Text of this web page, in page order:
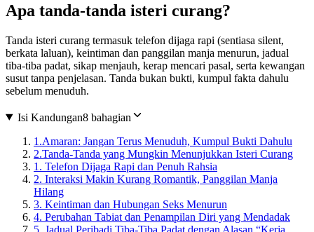
Apa tanda-tanda isteri curang?
Tanda isteri curang termasuk telefon dijaga rapi (sentiasa silent,
berkata laluan), keintiman dan panggilan manja menurun, jadual
tiba-tiba padat, sikap menjauh, kerap mencari pasal, serta kewangan
susut tanpa penjelasan. Tanda bukan bukti, kumpul fakta dahulu
sebelum menuduh.
Isi Kandungan8 bahagian
1.Amaran: Jangan Terus Menuduh, Kumpul Bukti Dahulu
2.Tanda-Tanda yang Mungkin Menunjukkan Isteri Curang
1. Telefon Dijaga Rapi dan Penuh Rahsia
2. Interaksi Makin Kurang Romantik, Panggilan Manja
Hilang
3. Keintiman dan Hubungan Seks Menurun
4. Perubahan Tabiat dan Penampilan Diri yang Mendadak
5. Jadual Peribadi Tiba-Tiba Padat dengan Alasan “Kerja